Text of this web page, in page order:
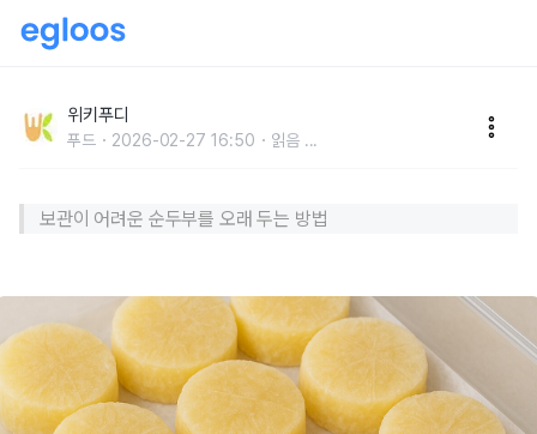
마 깜짝 놀랄 겁니다
위키푸디
푸드 2026-02-27 16:50 읽음 ...
보관이 어려운 순두부를 오래 두는 방법